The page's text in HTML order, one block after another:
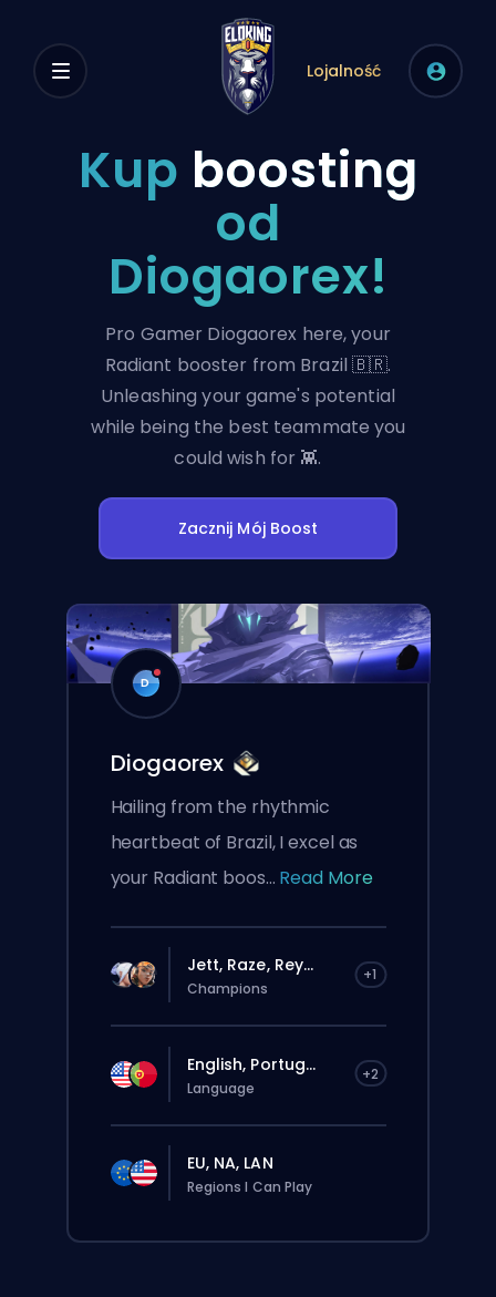
Lojalność
Kup boosting
od
Diogaorex!
Pro Gamer Diogaorex here, your
Radiant booster from Brazil 🇧🇷.
Unleashing your game's potential
while being the best teammate you
could wish for 👾.
Zacznij Mój Boost
D
Diogaorex
Hailing from the rhythmic
heartbeat of Brazil, I excel as
your Radiant boos... Read More
Jett, Raze, Rey... +1
Champions
English, Portug... +2
Language
EU, NA, LAN
Regions I Can Play